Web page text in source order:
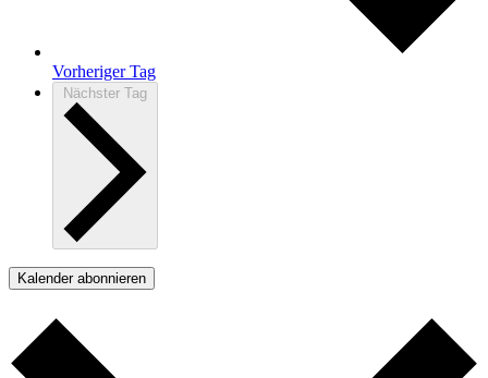
Vorheriger Tag
Nächster Tag
Kalender abonnieren